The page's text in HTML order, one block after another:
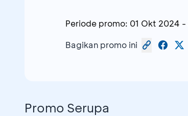
Periode promo: 01 Okt 2024 -
Bagikan promo ini
Promo Serupa